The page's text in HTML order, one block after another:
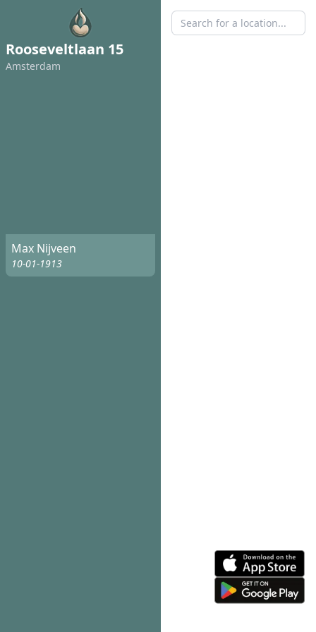
Rooseveltlaan 15
Amsterdam
Max Nijveen
10-01-1913